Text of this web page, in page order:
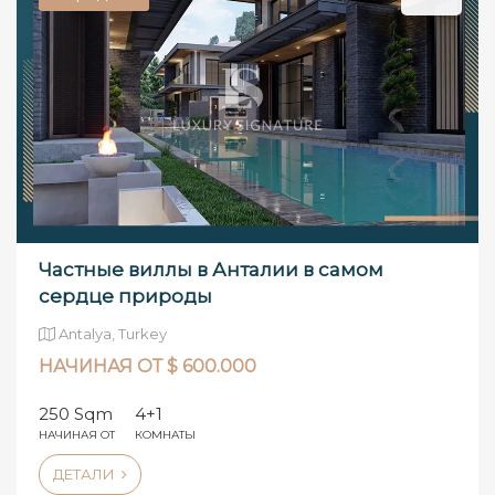
Частные виллы в Анталии в самом
сердце природы
Antalya, Turkey
НАЧИНАЯ ОТ $ 600.000
250 Sqm
НАЧИНАЯ ОТ
4+1
КОМНАТЫ
ДЕТАЛИ